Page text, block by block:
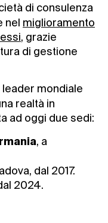
di consulenza
nel miglioramento
, grazie
di gestione
leader mondiale
realtà in
ad oggi due sedi:
, a
dal 2017.
2024.